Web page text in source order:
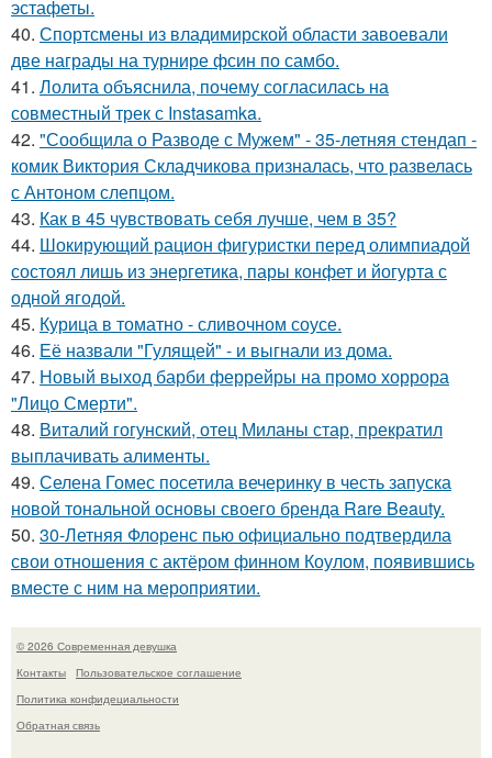
эстафеты.
40. Спортсмены из владимирской области завоевали
две награды на турнире фсин по самбо.
41. Лолита объяснила, почему согласилась на
совместный трек с Instasamka.
42. "Сообщила о Разводе с Мужем" - 35-летняя стендап -
комик Виктория Складчикова призналась, что развелась
с Антоном слепцом.
43. Как в 45 чувствовать себя лучше, чем в 35?
44. Шокирующий рацион фигуристки перед олимпиадой
состоял лишь из энергетика, пары конфет и йогурта с
одной ягодой.
45. Курица в томатно - сливочном соусе.
46. Её назвали "Гулящей" - и выгнали из дома.
47. Новый выход барби феррейры на промо хоррора
"Лицо Смерти".
48. Виталий гогунский, отец Миланы стар, прекратил
выплачивать алименты.
49. Селена Гомес посетила вечеринку в честь запуска
новой тональной основы своего бренда Rare Beauty.
50. 30-Летняя Флоренс пью официально подтвердила
свои отношения с актёром финном Коулом, появившись
вместе с ним на мероприятии.
© 2026 Современная девушка
Контакты
Пользовательское соглашение
Политика конфидециальности
Обратная связь